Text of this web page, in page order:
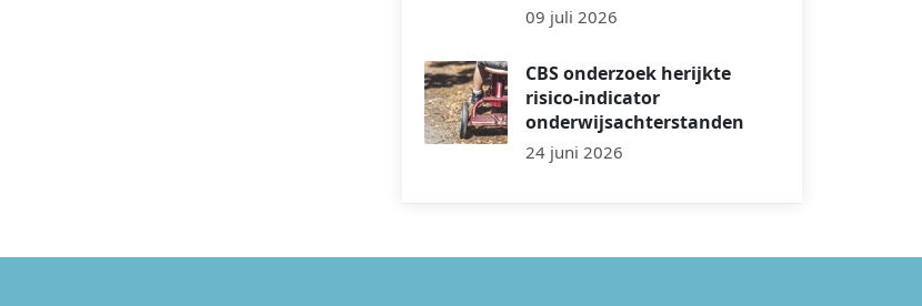
09 juli 2026
CBS onderzoek herijkte
risico-indicator
onderwijsachterstanden
24 juni 2026